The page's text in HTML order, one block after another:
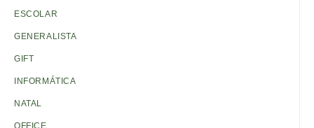
ESCOLAR
GENERALISTA
GIFT
INFORMÁTICA
NATAL
OFFICE